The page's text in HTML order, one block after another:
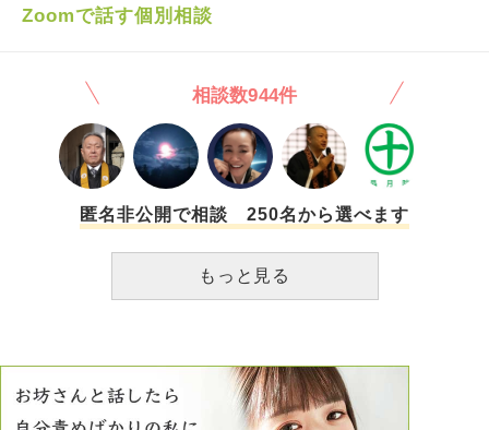
であること、申し訳ございません。 教えていただけると幸
ら、教えてください。 よろしくお願いします。
Zoomで話す個別相談
相談数944件
匿名非公開で相談 250名から選べます
もっと見る